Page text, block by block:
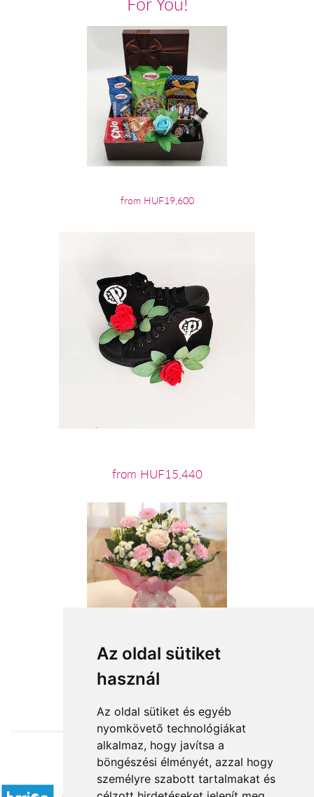
Az oldal sütiket
használ
Az oldal sütiket és egyéb
nyomkövető technológiákat
alkalmaz, hogy javítsa a
böngészési élményét, azzal hogy
személyre szabott tartalmakat és
from HUF19,600
from HUF15,440
from HUF24,800
Accepted payment methods